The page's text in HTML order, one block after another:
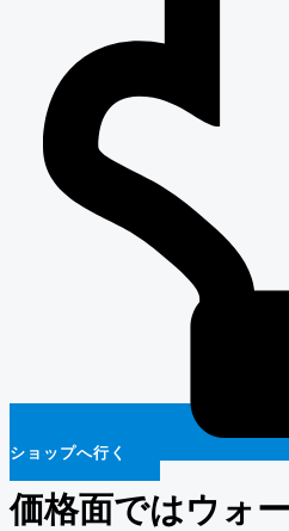
ショップへ行く
価格面ではウォ